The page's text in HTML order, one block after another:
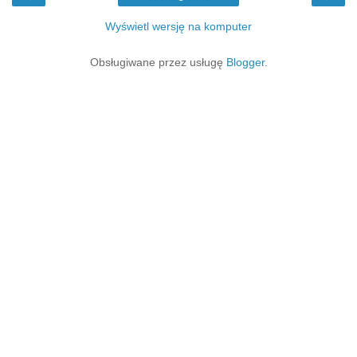
Wyświetl wersję na komputer
Obsługiwane przez usługę Blogger.